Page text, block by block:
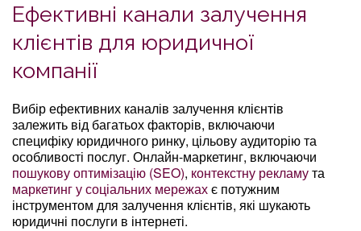
Ефективні канали залучення
клієнтів для юридичної
компанії
Вибір ефективних каналів залучення клієнтів
залежить від багатьох факторів, включаючи
специфіку юридичного ринку, цільову аудиторію та
особливості послуг. Онлайн-маркетинг, включаючи
пошукову оптимізацію (SEO), контекстну рекламута
маркетинг у соціальних мережахє потужним
інструментом для залучення клієнтів, які шукають
юридичні послуги в інтернеті.